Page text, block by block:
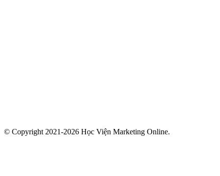
© Copyright 2021-2026 Học Viện Marketing Online.